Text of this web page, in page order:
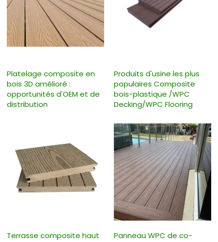
Platelage composite en
bois 3D amélioré :
opportunités d'OEM et de
distribution
Produits d'usine les plus
populaires Composite
bois-plastique /WPC
Decking/WPC Flooring
Terrasse composite haut
Panneau WPC de co-